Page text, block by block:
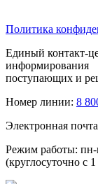
Политика
Единый контакт-
информирования
поступающих и
Номер линии: 8
Электронная
Режим работы: пн-
(круглосуточно с